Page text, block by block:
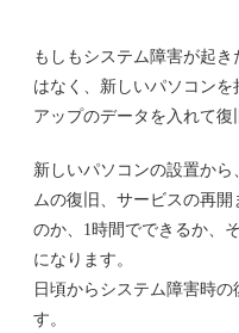
もしもシステム障害が起
はなく、新しいパソコン
アップのデータを入れて復
新しいパソコンの設置か
ムの復旧、サービスの再
のか、1時間でできるか、
になります。
日頃からシステム障害時
す。